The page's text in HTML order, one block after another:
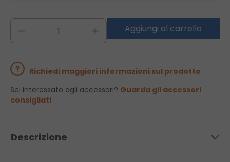
Aggiungi al carrello
Richiedi maggiori informazioni sul prodotto
Sei interessato agli accessori? Guarda gli accessori
consigliati
Descrizione